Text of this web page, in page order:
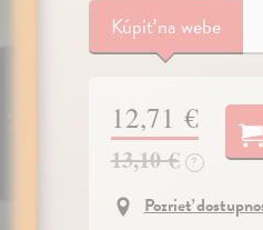
Kúpiťna webe
12,71 €
13,10 € ?
Pozrieť